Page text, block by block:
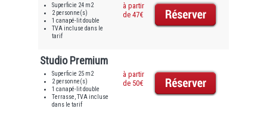
Superficie 24 m2
2 personne(s)
1 canapé-lit double
TVA incluse dans le
tarif
à partir
de 47€
Studio Premium
Superficie 25 m2
2 personne(s)
1 canapé-lit double
Terrasse, TVA incluse
dans le tarif
à partir
de 50€